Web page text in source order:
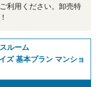
利用ください。卸売特
ルーム
ズ 基本プラン マンショ